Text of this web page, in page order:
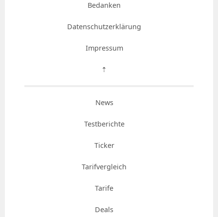
Bedanken
Datenschutzerklärung
Impressum
⇡
News
Testberichte
Ticker
Tarifvergleich
Tarife
Deals